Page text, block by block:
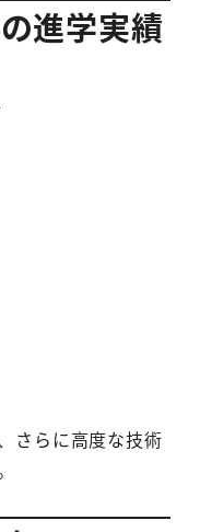
進学実績
さらに高度な技術